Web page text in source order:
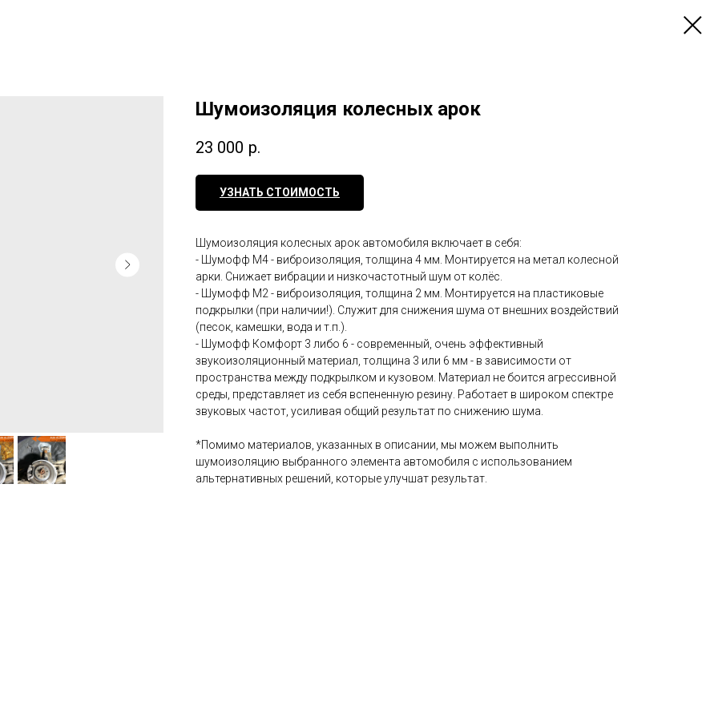
Шумоизоляция колесных арок
23 000 р.
УЗНАТЬ СТОИМОСТЬ
Шумоизоляция колесных арок автомобиля включает в себя:
- Шумофф М4 - виброизоляция, толщина 4 мм. Монтируется на метал колесной
арки. Снижает вибрации и низкочастотный шум от колёс.
- Шумофф М2 - виброизоляция, толщина 2 мм. Монтируется на пластиковые
подкрылки (при наличии!). Служит для снижения шума от внешних воздействий
(песок, камешки, вода и т.п.).
- Шумофф Комфорт 3 либо 6 - современный, очень эффективный
звукоизоляционный материал, толщина 3 или 6 мм - в зависимости от
пространства между подкрылком и кузовом. Материал не боится агрессивной
среды, представляет из себя вспененную резину. Работает в широком спектре
звуковых частот, усиливая общий результат по снижению шума.
*Помимо материалов, указанных в описании, мы можем выполнить
шумоизоляцию выбранного элемента автомобиля с использованием
альтернативных решений, которые улучшат результат.